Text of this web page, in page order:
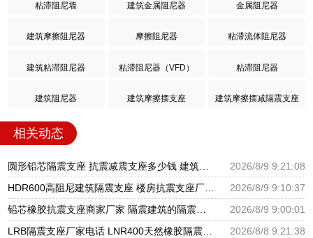
粘滞阻尼墙 建筑金属阻尼器 金属阻尼器
建筑摩擦阻尼器 摩擦阻尼器 粘滞流体阻尼器
建筑粘滞阻尼器 粘滞阻尼器（VFD） 粘滞阻尼器
建筑阻尼器 建筑摩擦摆支座 建筑摩擦摆减隔震支座
相关动态
圆形铅芯隔震支座 抗震减震支座多少钱 建筑橡胶楼梯支座生产厂家
2026/8/9 9:21:08
HDR600高阻尼建筑隔震支座 楼房抗震支座厂家 高阻尼橡胶隔震支座HDR600
2026/8/9 9:10:37
铅芯橡胶抗震支座商家厂家 隔震建筑的隔震支座源头工厂 组合隔震支座厂家电话
2026/8/9 9:00:01
LRB隔震支座厂家电话 LNR400天然橡胶隔震支座 高层隔震橡胶支座什么价格
2026/8/8 9:21:38